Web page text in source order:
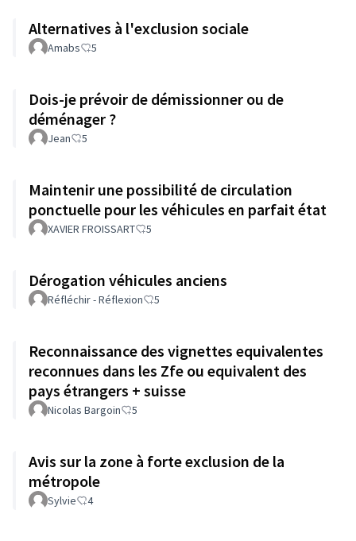
Alternatives à l'exclusion sociale
Amabs 5
Dois-je prévoir de démissionner ou de
déménager ?
Jean 5
Maintenir une possibilité de circulation
ponctuelle pour les véhicules en parfait état
XAVIER FROISSART 5
Dérogation véhicules anciens
Réfléchir - Réflexion 5
Reconnaissance des vignettes equivalentes
reconnues dans les Zfe ou equivalent des
pays étrangers + suisse
Nicolas Bargoin 5
Avis sur la zone à forte exclusion de la
métropole
Sylvie 4